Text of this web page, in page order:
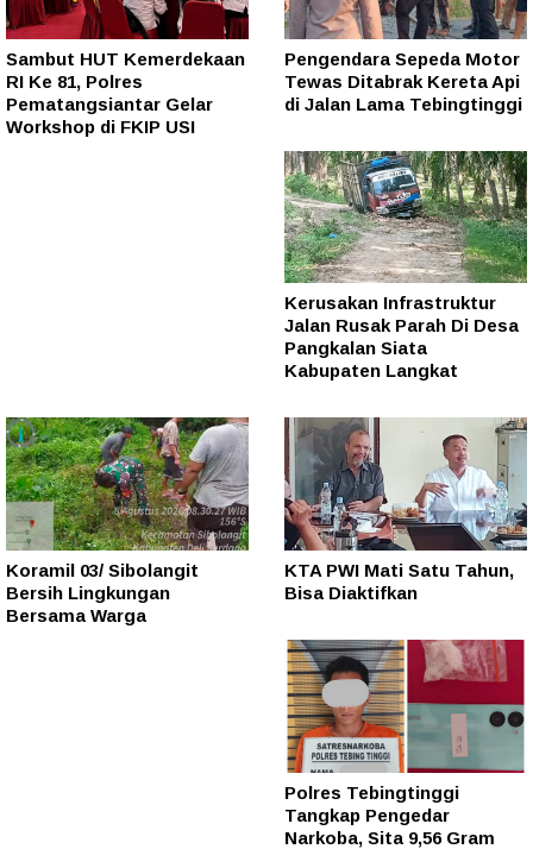
Sambut HUT Kemerdekaan
RI Ke 81, Polres
Pematangsiantar Gelar
Workshop di FKIP USI
Pengendara Sepeda Motor
Tewas Ditabrak Kereta Api
di Jalan Lama Tebingtinggi
Kerusakan Infrastruktur
Jalan Rusak Parah Di Desa
Pangkalan Siata
Kabupaten Langkat
Koramil 03/ Sibolangit
Bersih Lingkungan
Bersama Warga
KTA PWI Mati Satu Tahun,
Bisa Diaktifkan
Polres Tebingtinggi
Tangkap Pengedar
Narkoba, Sita 9,56 Gram